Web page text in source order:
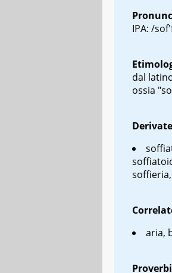
IPA: /
dal
ossia
Derivate
aria,
Proverbi